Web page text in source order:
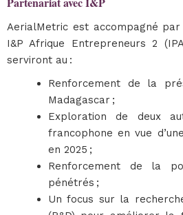
AerialMetric est accompagné
I&P Afrique Entrepreneurs 2
serviront au :
Renforcement de la
Madagascar ;
Exploration de deux
francophone en vue
en 2025 ;
Renforcement de la
pénétrés ;
Un focus sur la